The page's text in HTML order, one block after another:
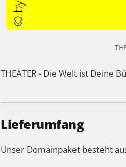
THEÄTER - Die Welt ist Deine
Lieferumfang
Unser Domainpaket besteht